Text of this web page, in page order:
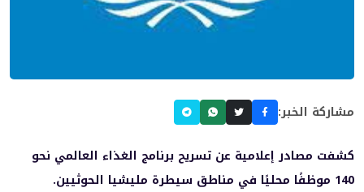
مشاركة الخبر:
كشفت مصادر إعلامية عن تسريح برنامج الغذاء العالمي نحو
140 موظفًا محليًا في مناطق سيطرة مليشيا الحوثيين.